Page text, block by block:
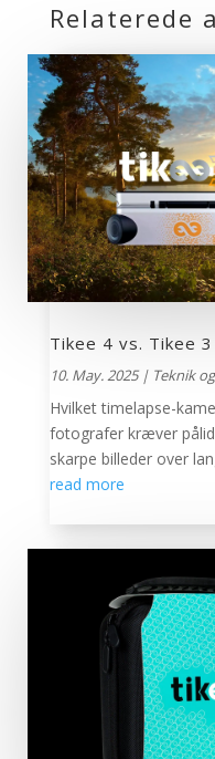
Relaterede
Tikee 4 vs. Tikee
10. May. 2025| Teknik
Hvilket timelapse-
fotografer kræver
skarpe billeder over
read more